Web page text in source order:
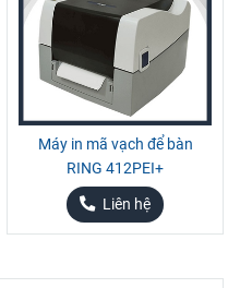
Máy in mã vạch để bàn
RING 412PEI+
Liên hệ